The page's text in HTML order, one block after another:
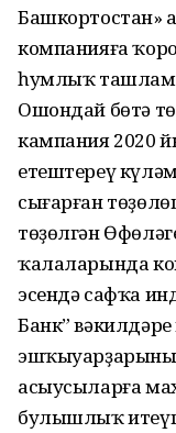
Башкортостан»
компанияға
һумлыҡ
Ошондай бөтә
кампания 2020
етештереү
сығарған
төҙөлгән
ҡалаларында
эсендә сафҡа
Банк”
асыусыларға
булышлыҡ